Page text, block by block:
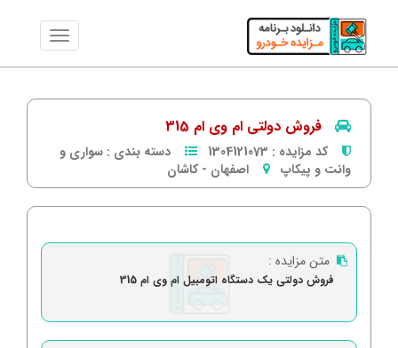
فروش دولتی ام وی ام 315
کد مزایده : 1304121073 دسته بندی : سواری و
وانت و پیکاپ
اصفهان - كاشان
متن مزایده :
فروش دولتی یک دستگاه اتومبیل ام وی ام 315